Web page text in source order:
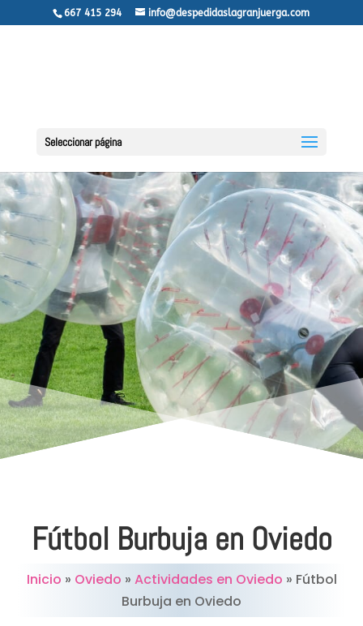
667 415 294 info@despedidaslagranjuerga.com
Seleccionar página
Fútbol Burbuja en Oviedo
Inicio » Oviedo » Actividades en Oviedo » Fútbol
Burbuja en Oviedo